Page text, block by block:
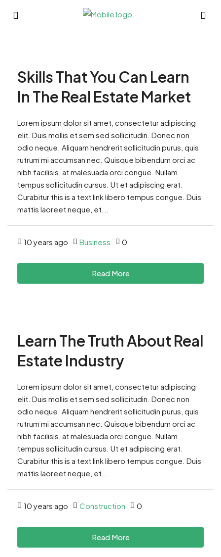
Skills That You Can Learn
In The Real Estate Market
Lorem ipsum dolor sit amet, consectetur adipiscing
elit. Duis mollis et sem sed sollicitudin. Donec non
odio neque. Aliquam hendrerit sollicitudin purus, quis
rutrum mi accumsan nec. Quisque bibendum orci ac
nibh facilisis, at malesuada orci congue. Nullam
tempus sollicitudin cursus. Ut et adipiscing erat.
Curabitur this is a text link libero tempus congue. Duis
mattis laoreet neque, et...
10 years ago Business 0
Read More
Learn The Truth About Real
Estate Industry
Lorem ipsum dolor sit amet, consectetur adipiscing
elit. Duis mollis et sem sed sollicitudin. Donec non
odio neque. Aliquam hendrerit sollicitudin purus, quis
rutrum mi accumsan nec. Quisque bibendum orci ac
nibh facilisis, at malesuada orci congue. Nullam
tempus sollicitudin cursus. Ut et adipiscing erat.
Curabitur this is a text link libero tempus congue. Duis
mattis laoreet neque, et...
10 years ago Construction 0
Read More